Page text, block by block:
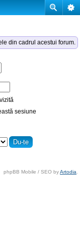
din cadrul acestui forum.
sesiune
phpBB Mobile / SEO byArtodia